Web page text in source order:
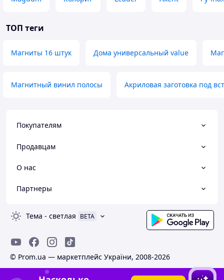
ТОП теги
Магниты 16 штук Дома универсальный value
Магнитный винил полосы Акриловая заготовка под
Покупателям
Продавцам
О нас
Партнеры
Тема - светлая BETA
© Prom.ua — маркетплейс України, 2008-2026